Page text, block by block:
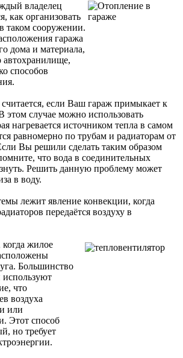
владелец
как организовать
таком сооружении.
гаража
дома и материала,
автохранилище,
способов
если Ваш гараж примыкает к
случае можно использовать
нагревается источником тепла в самом
равномерно по трубам и радиаторам от
Вы решили сделать таким образом
что вода в соединительных
Решить данную проблему может
в воду.
лежит явление конвекции, когда
передаётся воздуху в
жилое
Большинство
используют
что
воздуха
или
Этот способ
но требует